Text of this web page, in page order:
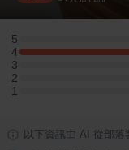
5
5 星：0 則評論
4
4 星：8 則評論
3
3 星：0 則評論
2
2 星：0 則評論
1
1 星：0 則評論
以下資訊由 AI 從部落